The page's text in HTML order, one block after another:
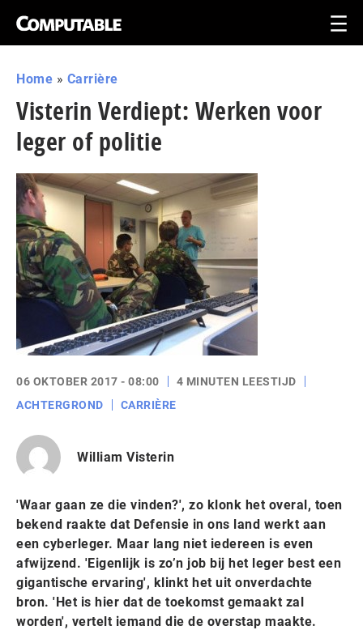
Home » Carrière
Visterin Verdiept: Werken voor
leger of politie
06 OKTOBER 2017 - 08:00
4 MINUTEN LEESTIJD
ACHTERGROND
CARRIÈRE
William Visterin
'Waar gaan ze die vinden?', zo klonk het overal, toen
bekend raakte dat Defensie in ons land werkt aan
een cyberleger. Maar lang niet iedereen is even
afwijzend. 'Eigenlijk is zo’n job bij het leger best een
gigantische ervaring', klinkt het uit onverdachte
bron. 'Het is hier dat de toekomst gemaakt zal
worden', vertelt iemand die de overstap maakte.